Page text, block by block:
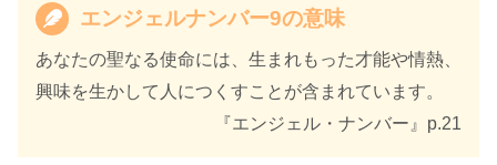
エンジェルナンバー9の意味
あなたの聖なる使命には、生まれもった才能や情熱、
興味を生かして人につくすことが含まれています。
『エンジェル・ナンバー』p.21